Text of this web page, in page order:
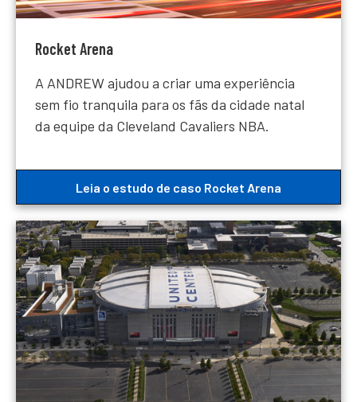
Rocket Arena
A ANDREW ajudou a criar uma experiência
sem fio tranquila para os fãs da cidade natal
da equipe da Cleveland Cavaliers NBA.
Leia o estudo de caso Rocket Arena